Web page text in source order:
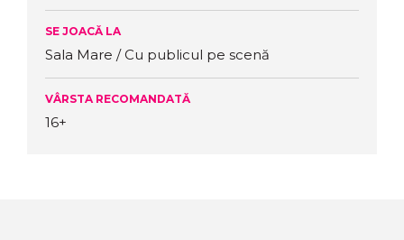
SE JOACĂ LA
Sala Mare / Cu publicul pe scenă
VÂRSTA RECOMANDATĂ
16+